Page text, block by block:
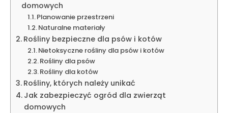
domowych
Planowanie przestrzeni
Naturalne materiały
Rośliny bezpieczne dla psów i kotów
Nietoksyczne rośliny dla psów i kotów
Rośliny dla psów
Rośliny dla kotów
Rośliny, których należy unikać
Jak zabezpieczyć ogród dla zwierząt
domowych